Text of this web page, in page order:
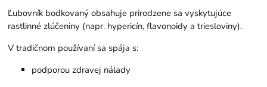
Ľubovník bodkovaný obsahuje prirodzene sa vyskytujúce
rastlinné zlúčeniny (napr. hypericín, flavonoidy a triesloviny).
V tradičnom používaní sa spája s:
podporou zdravej nálady